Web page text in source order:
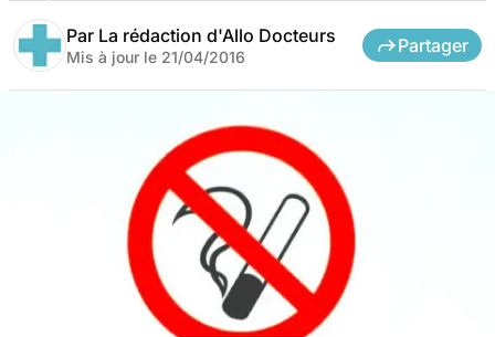
Par La rédaction d'Allo Docteurs
Mis à jour le 21/04/2016
Partager